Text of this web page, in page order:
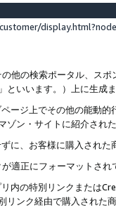
他の検索ポータル、ス
」といいます。）上に生成
ージ上でその他の能動
ゾン・サイトに紹介され
に、お客様に購入された
適正にフォーマットさ
内の特別リンクまたは
ンク経由で購入された商